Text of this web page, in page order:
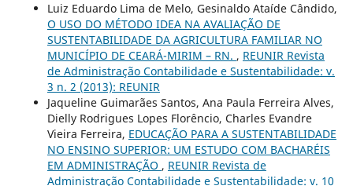
Luiz Eduardo Lima de Melo, Gesinaldo Ataíde Cândido,
O USO DO MÉTODO IDEA NA AVALIAÇÃO DE
SUSTENTABILIDADE DA AGRICULTURA FAMILIAR NO
MUNICÍPIO DE CEARÁ-MIRIM – RN. , REUNIR Revista
de Administração Contabilidade e Sustentabilidade: v.
3 n. 2 (2013): REUNIR
Jaqueline Guimarães Santos, Ana Paula Ferreira Alves,
Dielly Rodrigues Lopes Florêncio, Charles Evandre
Vieira Ferreira, EDUCAÇÃO PARA A SUSTENTABILIDADE
NO ENSINO SUPERIOR: UM ESTUDO COM BACHARÉIS
EM ADMINISTRAÇÃO , REUNIR Revista de
Administração Contabilidade e Sustentabilidade: v. 10